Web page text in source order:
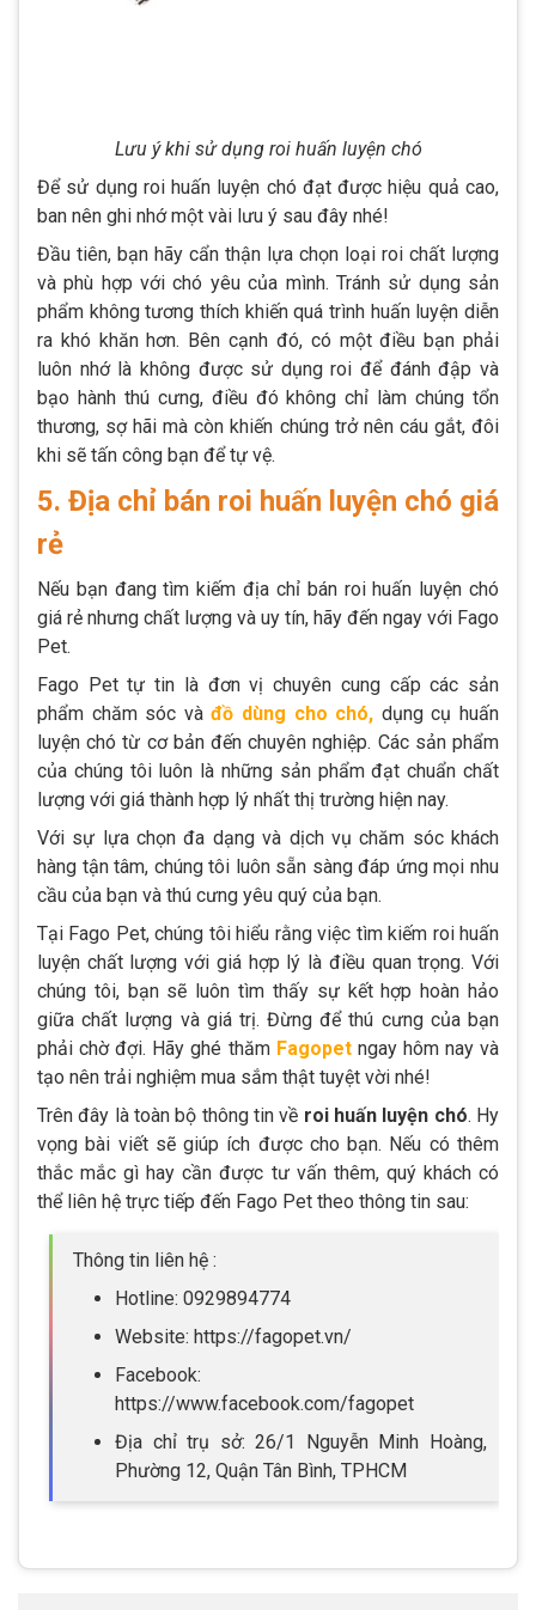
Lưu ý khi sử dụng roi huấn luyện chó
Để sử dụng roi huấn luyện chó đạt được hiệu quả cao,
ban nên ghi nhớ một vài lưu ý sau đây nhé!
Đầu tiên, bạn hãy cẩn thận lựa chọn loại roi chất lượng
và phù hợp với chó yêu của mình. Tránh sử dụng sản
phẩm không tương thích khiến quá trình huấn luyện diễn
ra khó khăn hơn. Bên cạnh đó, có một điều bạn phải
luôn nhớ là không được sử dụng roi để đánh đập và
bạo hành thú cưng, điều đó không chỉ làm chúng tổn
thương, sợ hãi mà còn khiến chúng trở nên cáu gắt, đôi
khi sẽ tấn công bạn để tự vệ.
5. Địa chỉ bán roi huấn luyện chó giá
rẻ
Nếu bạn đang tìm kiếm địa chỉ bán roi huấn luyện chó
giá rẻ nhưng chất lượng và uy tín, hãy đến ngay với Fago
Pet.
Fago Pet tự tin là đơn vị chuyên cung cấp các sản
phẩm chăm sóc vàđồ dùng cho chó, dụng cụ huấn
luyện chó từ cơ bản đến chuyên nghiệp. Các sản phẩm
của chúng tôi luôn là những sản phẩm đạt chuẩn chất
lượng với giá thành hợp lý nhất thị trường hiện nay.
Với sự lựa chọn đa dạng và dịch vụ chăm sóc khách
hàng tận tâm, chúng tôi luôn sẵn sàng đáp ứng mọi nhu
cầu của bạn và thú cưng yêu quý của bạn.
Tại Fago Pet, chúng tôi hiểu rằng việc tìm kiếm roi huấn
luyện chất lượng với giá hợp lý là điều quan trọng. Với
chúng tôi, bạn sẽ luôn tìm thấy sự kết hợp hoàn hảo
giữa chất lượng và giá trị. Đừng để thú cưng của bạn
phải chờ đợi. Hãy ghé thăm Fagopetngay hôm nay và
tạo nên trải nghiệm mua sắm thật tuyệt vời nhé!
Trên đây là toàn bộ thông tin về roi huấn luyện chó. Hy
vọng bài viết sẽ giúp ích được cho bạn. Nếu có thêm
thắc mắc gì hay cần được tư vấn thêm, quý khách có
thể liên hệ trực tiếp đến Fago Pet theo thông tin sau:
Thông tin liên hệ :
Hotline: 0929894774
Website: https://fagopet.vn/
Facebook:
https://www.facebook.com/fagopet
Địa chỉ trụ sở: 26/1 Nguyễn Minh Hoàng,
Phường 12, Quận Tân Bình, TPHCM